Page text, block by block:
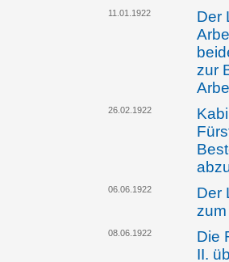
11.01.1922
Der
zur
26.02.1922
06.06.1922
Der
08.06.1922
Die
II.